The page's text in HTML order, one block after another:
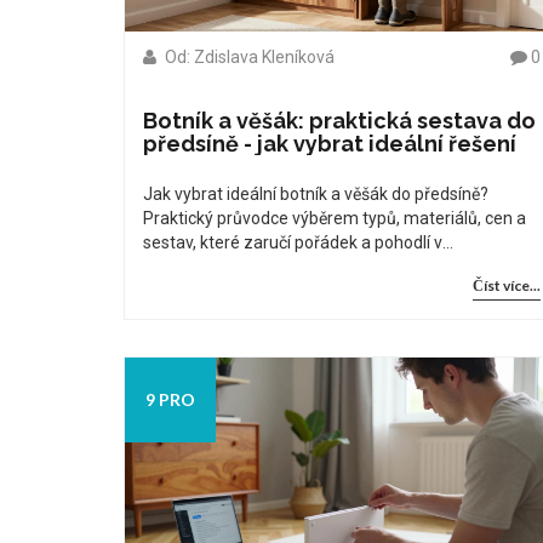
Od: Zdislava Kleníková 0
Botník a věšák: praktická sestava do
předsíně - jak vybrat ideální řešení
Jak vybrat ideální botník a věšák do předsíně?
Praktický průvodce výběrem typů, materiálů, cen a
sestav, které zaručí pořádek a pohodlí v
Číst více...
9 PRO